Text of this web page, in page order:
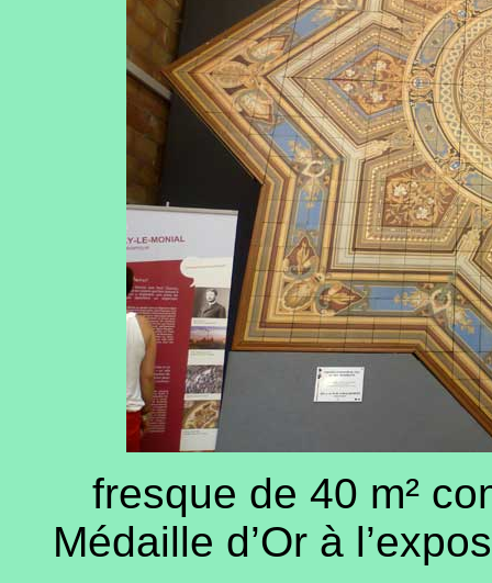
fresque de 40 m²
Médaille d’Or à